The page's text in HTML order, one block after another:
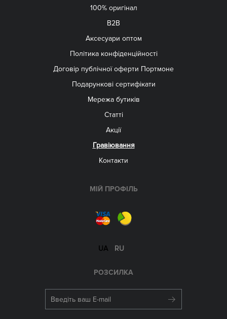
100% оригінал
B2B
Aксесуари оптом
Політика конфіденційності
Договір публічної оферти Портмоне
Подарункові сертифікати
Мережа бутиків
Статті
Акції
Гравіювання
Контакти
МІЙ ПРОФІЛЬ
UA RU
РОЗСИЛКА